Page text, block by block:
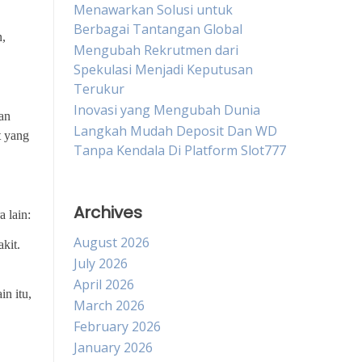
yang
lain:
itu,
Menawarkan Solusi untuk
Berbagai Tantangan Global
Mengubah Rekrutmen dari
Spekulasi Menjadi Keputusan
Terukur
Inovasi yang Mengubah Dunia
Langkah Mudah Deposit Dan WD
Tanpa Kendala Di Platform Slot777
Archives
August 2026
July 2026
April 2026
March 2026
February 2026
January 2026